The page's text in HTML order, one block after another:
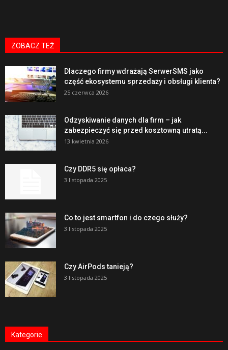
ZOBACZ TEŻ
Dlaczego firmy wdrażają SerwerSMS jako
część ekosystemu sprzedaży i obsługi klienta?
25 czerwca 2026
Odzyskiwanie danych dla firm – jak
zabezpieczyć się przed kosztowną utratą...
13 kwietnia 2026
Czy DDR5 się opłaca?
3 listopada 2025
Co to jest smartfon i do czego służy?
3 listopada 2025
Czy AirPods tanieją?
3 listopada 2025
Kategorie